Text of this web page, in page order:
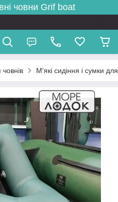
човни Grif boat
М'які сидіння і сумки